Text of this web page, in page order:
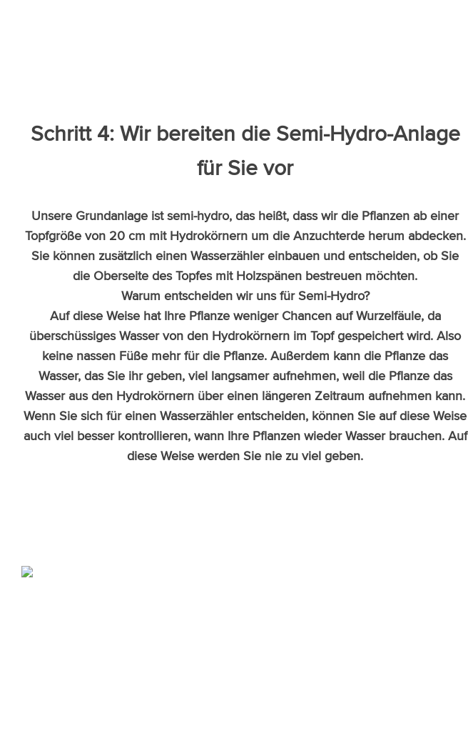
Schritt 4: Wir bereiten die Semi-Hydro-Anlage
für Sie vor
Unsere Grundanlage ist semi-hydro, das heißt, dass wir die Pflanzen ab einer
Topfgröße von 20 cm mit Hydrokörnern um die Anzuchterde herum abdecken.
Sie können zusätzlich einen Wasserzähler einbauen und entscheiden, ob Sie
die Oberseite des Topfes mit Holzspänen bestreuen möchten.
Warum entscheiden wir uns für Semi-Hydro?
Auf diese Weise hat Ihre Pflanze weniger Chancen auf Wurzelfäule, da
überschüssiges Wasser von den Hydrokörnern im Topf gespeichert wird. Also
keine nassen Füße mehr für die Pflanze. Außerdem kann die Pflanze das
Wasser, das Sie ihr geben, viel langsamer aufnehmen, weil die Pflanze das
Wasser aus den Hydrokörnern über einen längeren Zeitraum aufnehmen kann.
Wenn Sie sich für einen Wasserzähler entscheiden, können Sie auf diese Weise
auch viel besser kontrollieren, wann Ihre Pflanzen wieder Wasser brauchen. Auf
diese Weise werden Sie nie zu viel geben.